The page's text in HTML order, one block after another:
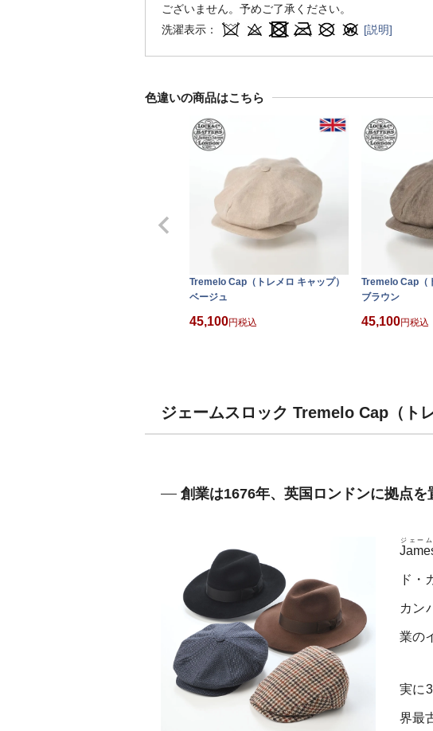
ございません。予めご了承ください。
洗濯表示：
[説明]
色違いの商品はこちら
Tremelo Cap（トレメロ キャップ）
ベージュ
45,100 税込
Tremelo Cap（
ブラウン
45,100 税込
ジェームスロック Tremelo Cap（
創業は1676年、英国ロンドンに拠点
ジェー
ド・
カン
業の
実に
界最